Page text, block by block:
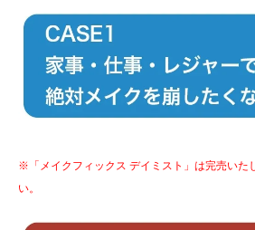
※「メイクフィックス デイミスト」は完売いた
い。